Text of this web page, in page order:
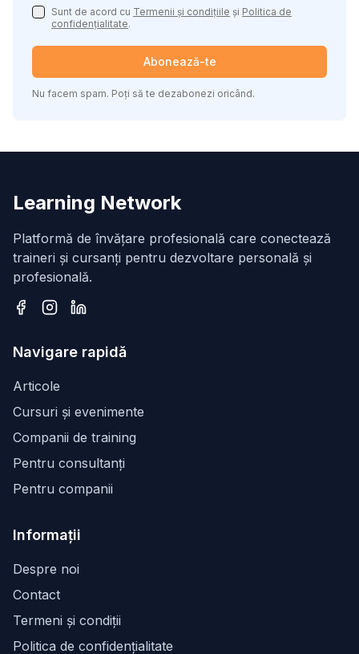
Sunt de acord cu Termenii și condițiile și Politica de
confidențialitate.
Abonează-te
Nu facem spam. Poți să te dezabonezi oricând.
Learning Network
Platformă de învățare profesională care conectează
traineri și cursanți pentru dezvoltare personală și
profesională.
Navigare rapidă
Articole
Cursuri și evenimente
Companii de training
Pentru consultanți
Pentru companii
Informații
Despre noi
Contact
Termeni și condiții
Politica de confidențialitate